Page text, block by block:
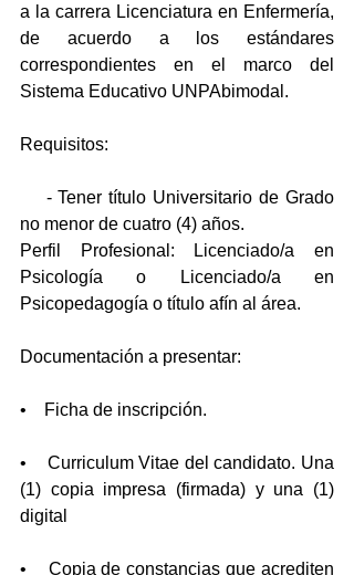
a la carrera Licenciatura en Enfermería,
de acuerdo a los estándares
correspondientes en el marco del
Sistema Educativo UNPAbimodal.
Requisitos:
no menor de cuatro (4) años.
Perfil Profesional: Licenciado/a en
Psicología o Licenciado/a en
Psicopedagogía o título afín al área.
Documentación a presentar:
•    Ficha de inscripción.
•    Curriculum Vitae del candidato. Una
(1) copia impresa (firmada) y una (1)
digital
•    Copia de constancias que acrediten